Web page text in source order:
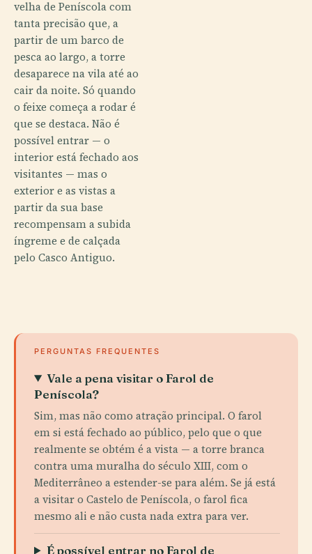
velha de Peníscola com
tanta precisão que, a
partir de um barco de
pesca ao largo, a torre
desaparece na vila até ao
cair da noite. Só quando
o feixe começa a rodar é
que se destaca. Não é
possível entrar — o
interior está fechado aos
visitantes — mas o
exterior e as vistas a
partir da sua base
recompensam a subida
íngreme e de calçada
pelo Casco Antiguo.
PERGUNTAS FREQUENTES
Vale a pena visitar o Farol de
Peníscola?
Sim, mas não como atração principal. O farol
em si está fechado ao público, pelo que o que
realmente se obtém é a vista — a torre branca
contra uma muralha do século XIII, com o
Mediterrâneo a estender-se para além. Se já está
a visitar o Castelo de Peníscola, o farol fica
mesmo ali e não custa nada extra para ver.
É possível entrar no Farol de